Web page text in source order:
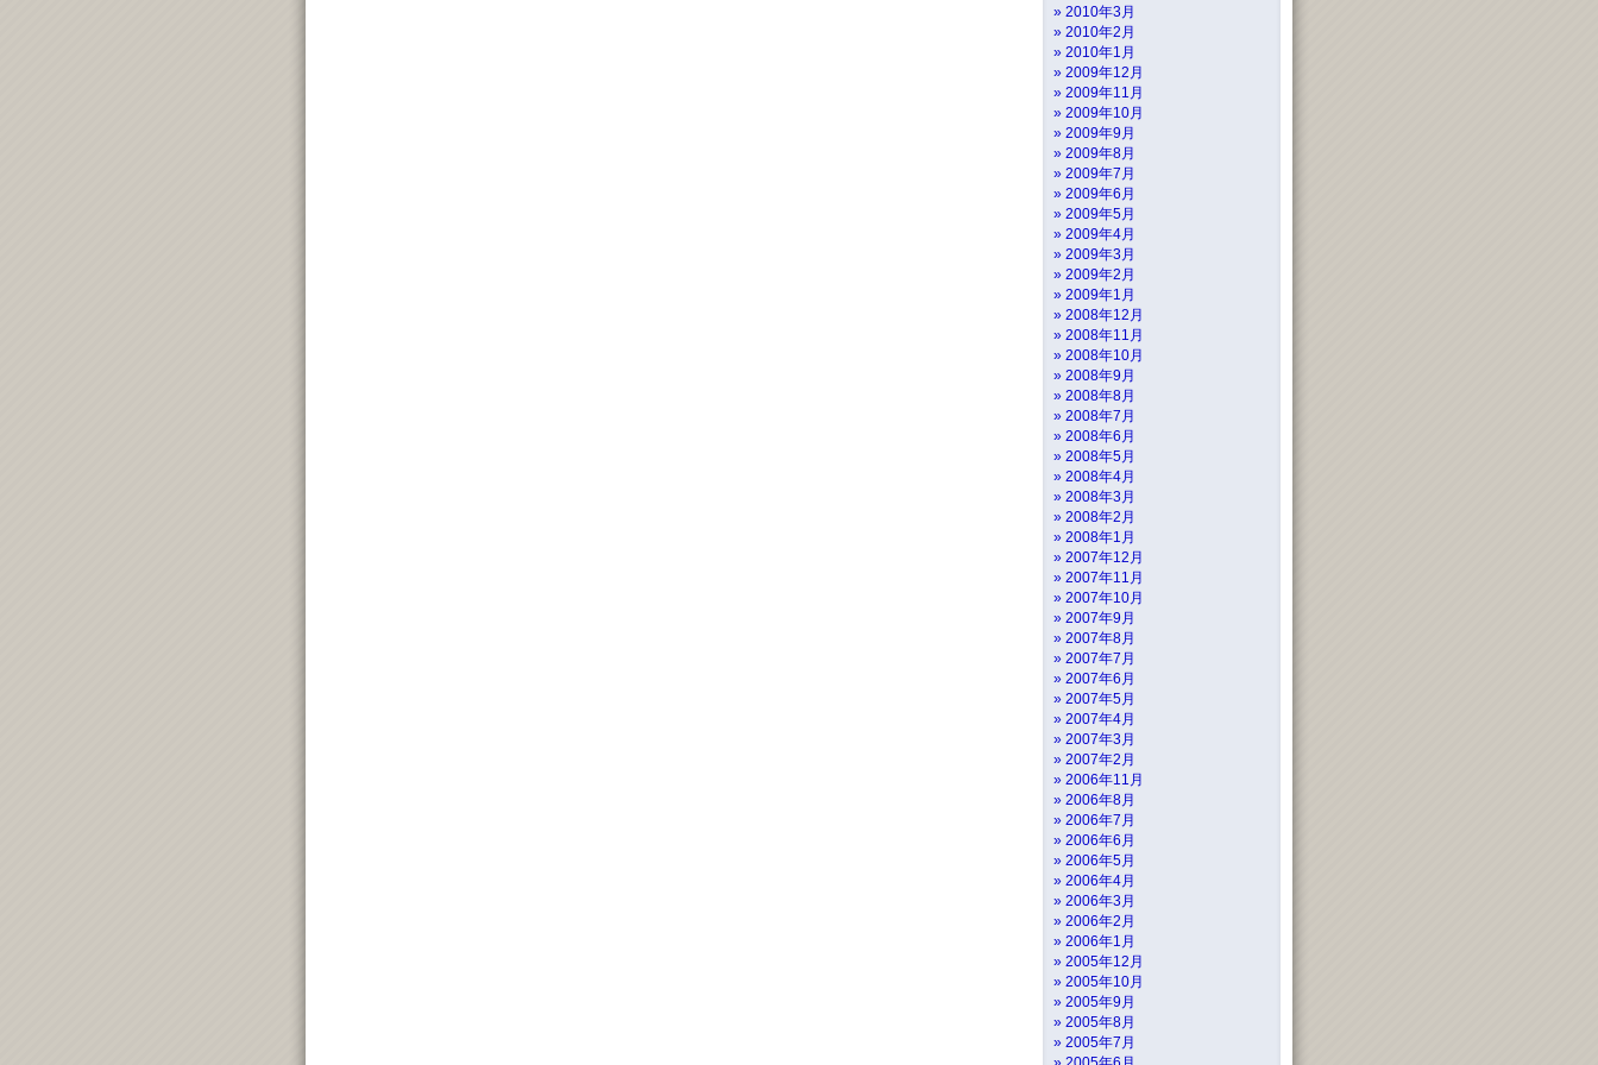
2010年3月
2010年2月
2010年1月
2009年12月
2009年11月
2009年10月
2009年9月
2009年8月
2009年7月
2009年6月
2009年5月
2009年4月
2009年3月
2009年2月
2009年1月
2008年12月
2008年11月
2008年10月
2008年9月
2008年8月
2008年7月
2008年6月
2008年5月
2008年4月
2008年3月
2008年2月
2008年1月
2007年12月
2007年11月
2007年10月
2007年9月
2007年8月
2007年7月
2007年6月
2007年5月
2007年4月
2007年3月
2007年2月
2006年11月
2006年8月
2006年7月
2006年6月
2006年5月
2006年4月
2006年3月
2006年2月
2006年1月
2005年12月
2005年10月
2005年9月
2005年8月
2005年7月